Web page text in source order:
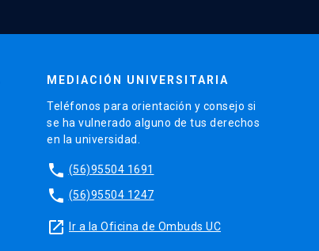
MEDIACIÓN UNIVERSITARIA
Teléfonos para orientación y consejo si
se ha vulnerado alguno de tus derechos
en la universidad.
phone (56)95504 1691
phone (56)95504 1247
launch Ir a la Oficina de Ombuds UC